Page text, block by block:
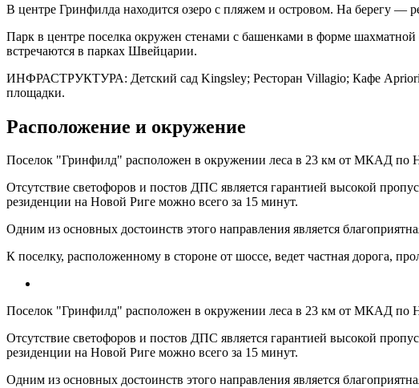
В центре Гринфилда находится озеро с пляжем и островом. На берегу —
Парк в центре поселка окружен стенами с башенками в форме
встречаются в парках Швейцарии.
ИНФРАСТРУКТУРА: Детский сад Kingsley; Ресторан Villagio; Кафе
площадки.
Расположение и окружение
Поселок "Гринфилд" расположен в окружении леса в 23 км от МКАД по
Отсутствие светофоров и постов ДПС является гарантией высокой
резиденции на Новой Риге можно всего за 15 минут.
Одним из основных достоинств этого направления является
К поселку, расположенному в стороне от шоссе, ведет частная дорога,
Поселок "Гринфилд" расположен в окружении леса в 23 км от МКАД по
Отсутствие светофоров и постов ДПС является гарантией высокой
резиденции на Новой Риге можно всего за 15 минут.
Одним из основных достоинств этого направления является